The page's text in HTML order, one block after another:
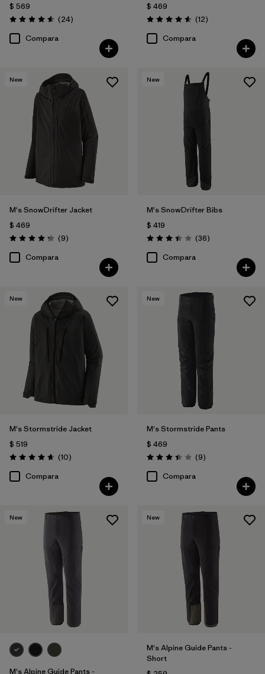
$ 569
Valoración: 4.6 / 5
(24Comentarios
)
Compara
$ 469
Valoración: 4.6 / 5
(12Comentarios
)
Compara
New
M's SnowDrifter Jacket
$ 469
Valoración: 4.2 / 5
(9Comentarios
)
Compara
New
M's SnowDrifter Bibs
$ 419
Valoración: 3.4 / 5
(36Comentarios
)
Compara
New
M's Stormstride Jacket
$ 519
Valoración: 4.7 / 5
(10Comentarios
)
Compara
New
M's Stormstride Pants
$ 469
Valoración: 3.4 / 5
(9Comentarios
)
Compara
New
M's Alpine Guide Pants -
New
M's Alpine Guide Pants -
Short